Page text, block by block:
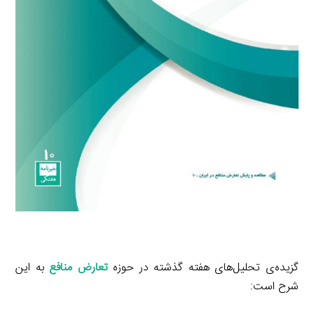
گزیده‌ی تحلیل‌های هفته گذشته در حوزهتعارض منافع به این
شرح است: